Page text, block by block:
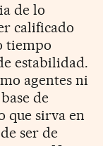
de lo
calificado
tiempo
estabilidad.
agentes ni
de
que sirva en
ser de